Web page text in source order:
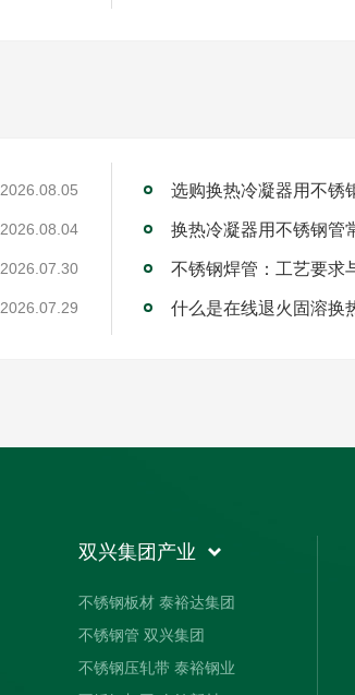
2026.08.05
2026.08.04
2026.07.30
2026.07.29
选购换热冷凝器用不锈
换热冷凝器用不锈钢管
不锈钢焊管：工艺要求
什么是在线退火固溶换
双兴集团产业
不锈钢板材 泰裕达集团
不锈钢管 双兴集团
不锈钢压轧带 泰裕钢业